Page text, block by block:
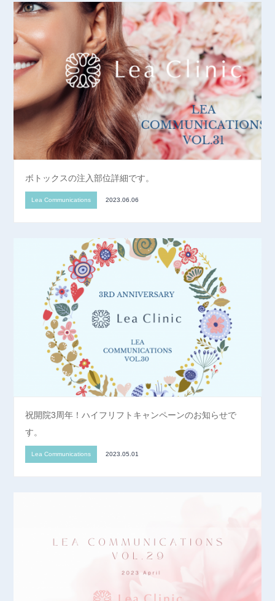
ボトックスの注入部位詳細です。
Lea Communications 2023.06.06
祝開院3周年！ハイフリフトキャンペーンのお知らせで
す。
Lea Communications 2023.05.01